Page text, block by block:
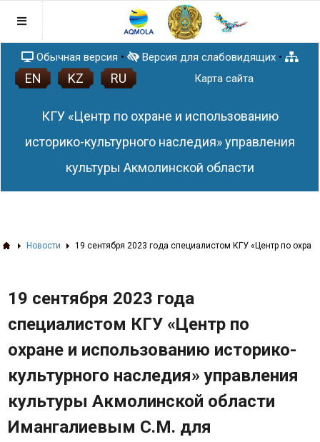
Главная
Правовая база
Раскрытие понятия и содержания
Закона Республики Казахстан от 18
ноября 2015 года № 410-V ЗРК «О
План работы
Новости
ЗD тур по сакральным объектам
Статьи
Памятники (QR-код)
культурного наследия
Опрос
Часто задаваемые вопросы
Фотогалерея
Видео
Обычная версия • Версия для слабовидящих•
Карта сайта
EN KZ RU
КГУ «Центр по охране и использованию
историко-культурного наследия» управления
культуры Акмолинской области
Новости 19 сентября 2023 года специалистом КГУ «Центр по
19 сентября 2023 года
специалистом КГУ «Центр по
охране и использованию историко-
культурного наследия» управления
культуры Акмолинской области
Имангалиевым С.М. для